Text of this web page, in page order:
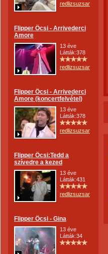
redlizsuzsanna
Flipper Öcsi - Arrivederci
Amore
13 éve
Látták:378
redlizsuzsanna
Flipper Öcsi - Arrivederci
Amore (koncertfelvétel)
13 éve
Látták:378
redlizsuzsanna
Flipper Öcsi:Tedd a
szívedre a kezed
13 éve
Látták:431
redlizsuzsanna
Flipper Öcsi - Gina
13 éve
Látták:34